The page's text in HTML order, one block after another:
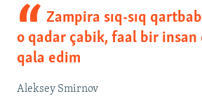
Zampira sıq-sıq
o qadar çabik, faal bir
qala edim
Aleksey Smirnov